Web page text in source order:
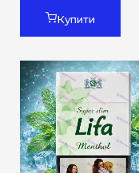
Купити